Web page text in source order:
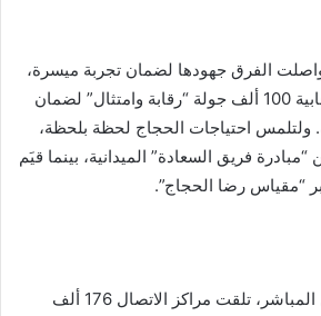
الفرق جهودها لضمان تجربة ميسرة،
حيث نفذت الجهات الرقابية 100 ألف جولة “رقابة وامتثال” لضمان
ولتلمس احتياجات الحجاج لحظة بلحظة،
حاج من “مبادرة فريق السعادة” الميدانية، بينما قيَم
وتعزيزاً لقنوات التواصل المباشر، تلقت مراكز الاتصال 176 ألف